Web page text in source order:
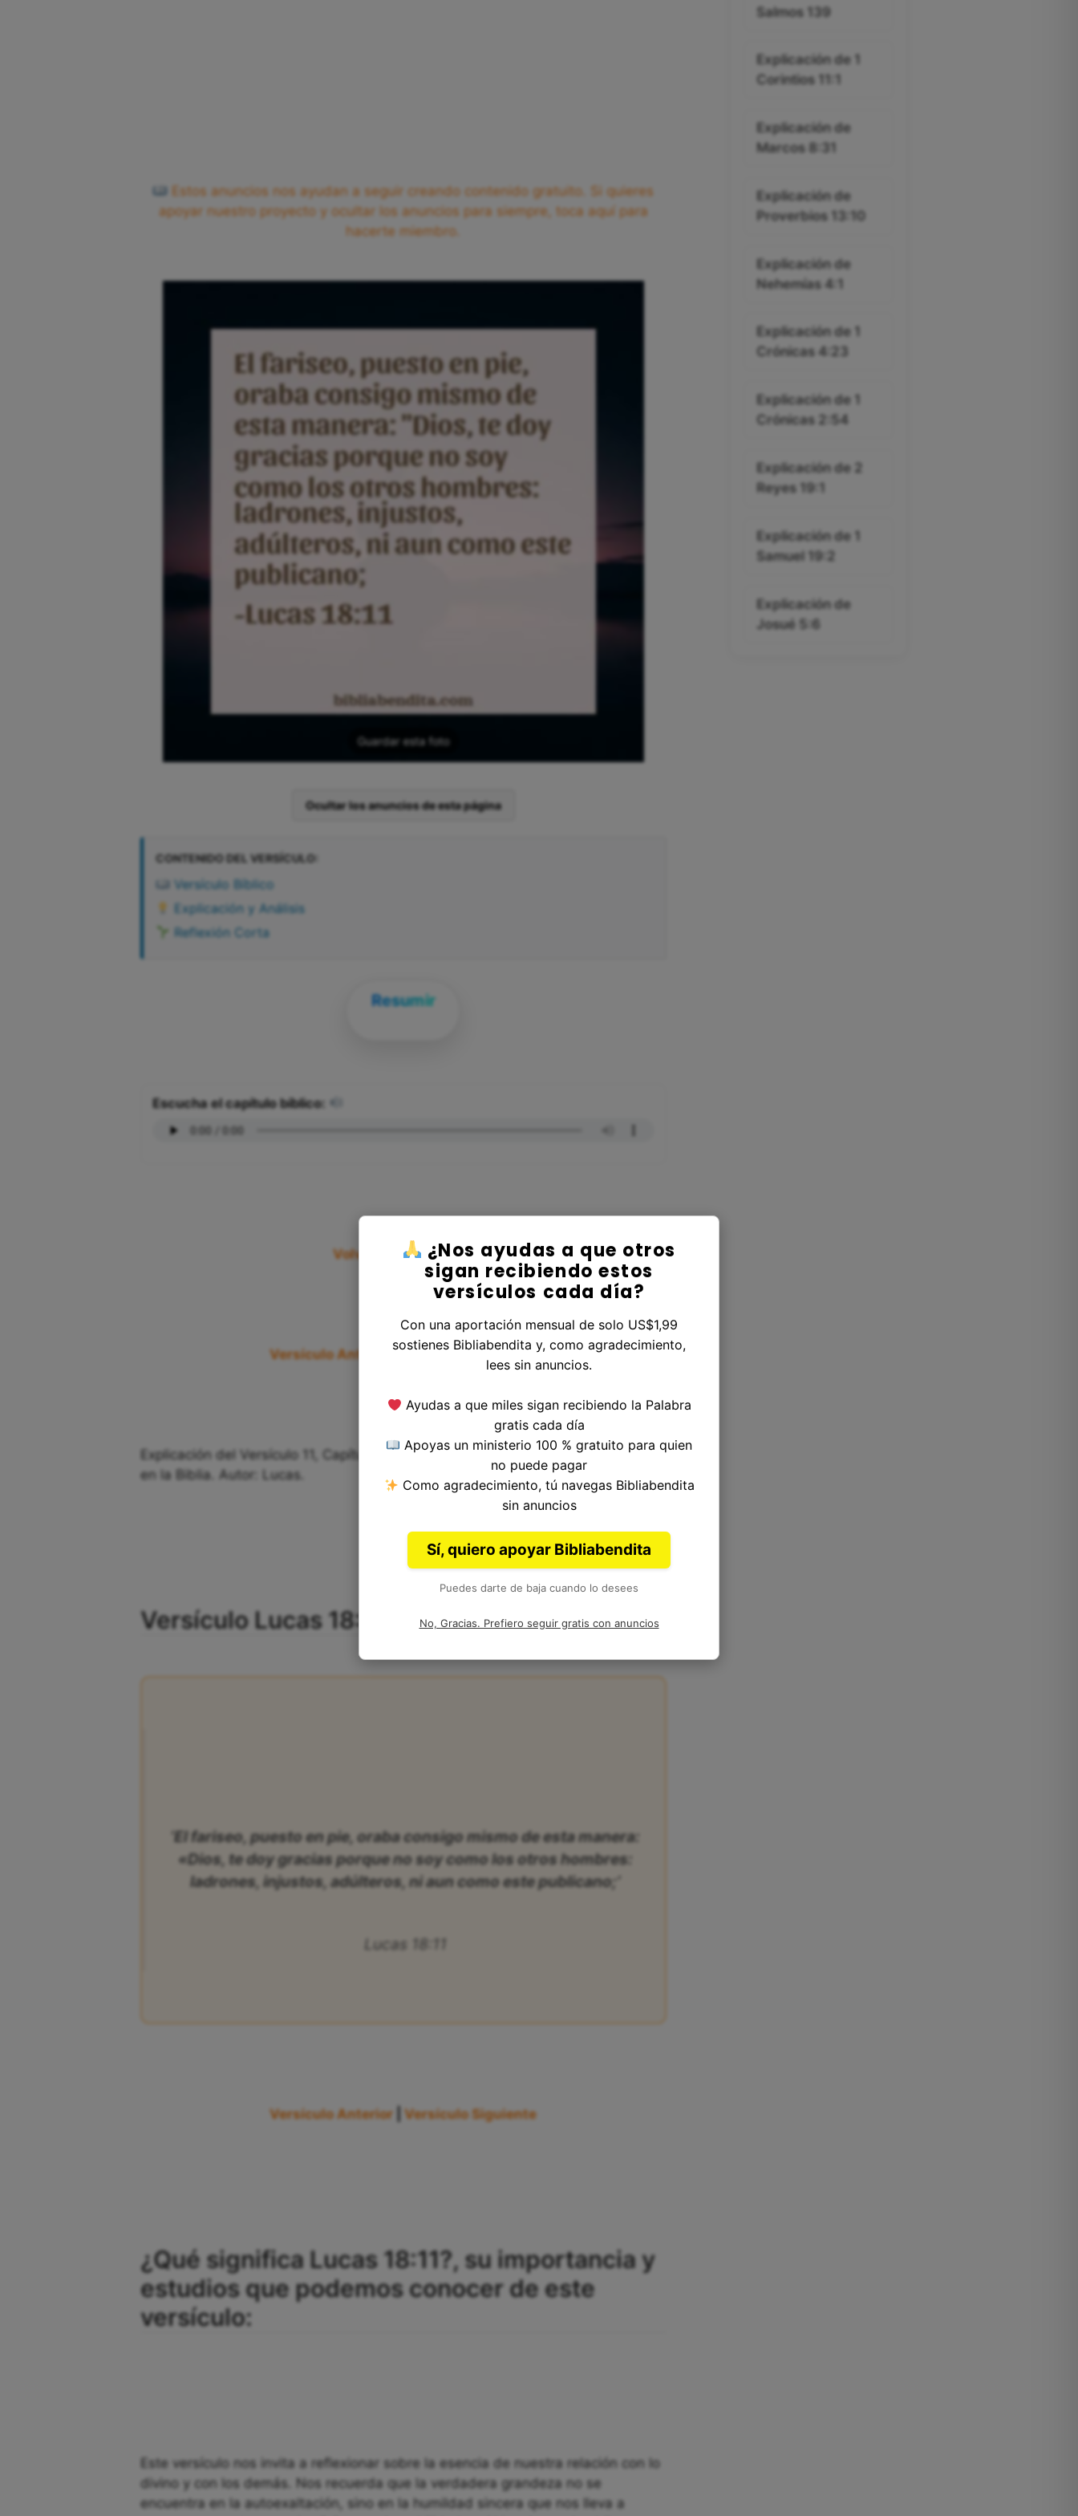
Estos anuncios nos ayudan a seguir creando contenido gratuito. Si quieres
apoyar nuestro proyecto y ocultar los anuncios para siempre, toca aquí para
hacerte miembro.
Guardar esta foto
Ocultar los anuncios de esta página
CONTENIDO DEL VERSÍCULO:
Versículo Bíblico
Explicación y Análisis
Reflexión Corta
Resumir
Escucha el capítulo bíblico:
Volver al Libro Lucas
Versículo Anterior|Versículo Siguiente
Explicación del Versículo 11, Capítulo 18, Libro de Lucas delNuevo Testamento
en la Biblia. Autor: Lucas.
Versículo Lucas 18:11
‘El fariseo, puesto en pie, oraba consigo mismo de esta manera:
«Dios, te doy gracias porque no soy como los otros hombres:
ladrones, injustos, adúlteros, ni aun como este publicano;’
Lucas 18:11
Versículo Anterior |Versículo Siguiente
¿Qué significa Lucas 18:11?, su importancia y
estudios que podemos conocer de este
versículo:
Este versículo nos invita a reflexionar sobre la esencia de nuestra relación con lo
divino y con los demás. Nos recuerda que la verdadera grandeza no se
encuentra en la autoexaltación, sino en la humildad sincera que nos lleva a
Salmos 139
Explicación de 1
Corintios 11:1
Explicación de
Marcos 8:31
Explicación de
Proverbios 13:10
Explicación de
Nehemías 4:1
Explicación de 1
Crónicas 4:23
Explicación de 1
Crónicas 2:54
Explicación de 2
Reyes 19:1
Explicación de 1
Samuel 19:2
Explicación de
Josué 5:6
¿Nos ayudas a que otros
sigan recibiendo estos
versículos cada día?
Con una aportación mensual de solo US$1,99
sostienes Bibliabendita y, como agradecimiento,
lees sin anuncios.
Ayudas a que miles sigan recibiendo la Palabra
gratis cada día
Apoyas un ministerio 100 % gratuito para quien
no puede pagar
Como agradecimiento, tú navegas Bibliabendita
sin anuncios
Sí, quiero apoyar Bibliabendita
Puedes darte de baja cuando lo desees
No, Gracias. Prefiero seguir gratis con anuncios